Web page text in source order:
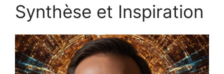
Synthèse et Inspiration